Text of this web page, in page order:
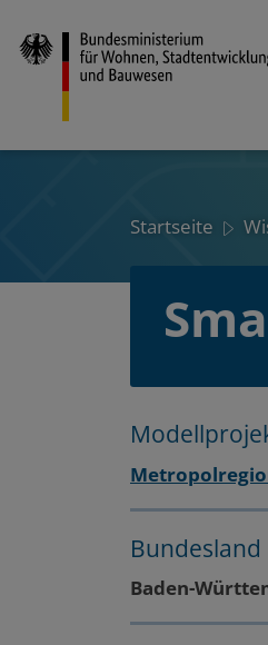
zum
Inhalt
Startseite
Zum
Seitenbereich
Zum
Hauptinhalt
Bundesland
Baden-